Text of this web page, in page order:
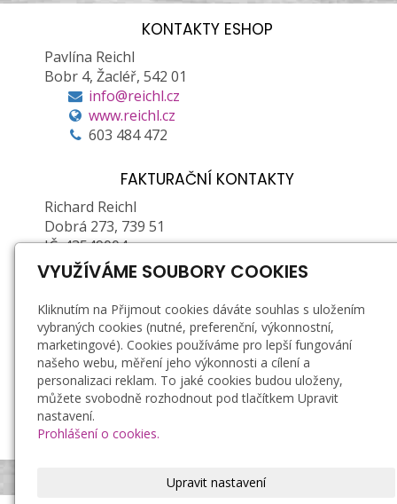
KONTAKTY ESHOP
Pavlína Reichl
Bobr 4, Žacléř, 542 01
info@reichl.cz
www.reichl.cz
603 484 472
FAKTURAČNÍ KONTAKTY
Richard Reichl
Dobrá 273, 739 51
IČ: 43549004
DIČ: CZ6603261907 (plátce DPH)
Zapsán u Obecního ŽÚ MÚ ve Frýdku-Místku, č.
j.: 01/2/21878P/36623/5, e. č.: 380202-71376-00
Doprava a platba
Záruka a reklamace
Obchodní podmínky
Zásady zpracování osobních údajů
Bezpečnostní podmínky používání svíček
VYUŽÍVÁME SOUBORY COOKIES
Kliknutím na Přijmout cookies dáváte souhlas s uložením
vybraných cookies (nutné, preferenční, výkonnostní,
marketingové). Cookies používáme pro lepší fungování
našeho webu, měření jeho výkonnosti a cílení a
personalizaci reklam. To jaké cookies budou uloženy,
můžete svobodně rozhodnout pod tlačítkem Upravit
nastavení.
Prohlášení o cookies.
Upravit nastavení